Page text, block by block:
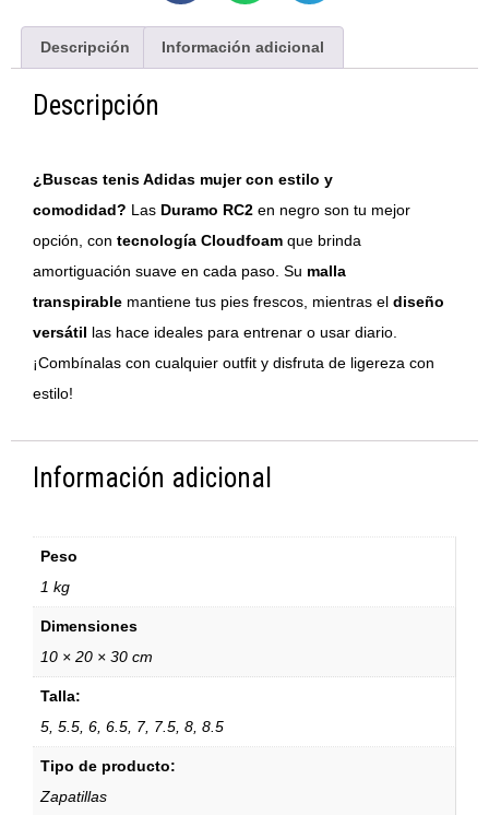
Descripción Información adicional
Descripción
¿Buscas tenis Adidas mujer con estilo y
comodidad? Las Duramo RC2 en negro son tu mejor
opción, con tecnología Cloudfoam que brinda
amortiguación suave en cada paso. Su malla
transpirable mantiene tus pies frescos, mientras el diseño
versátil las hace ideales para entrenar o usar diario.
¡Combínalas con cualquier outfit y disfruta de ligereza con
estilo!
Información adicional
Peso
1 kg
Dimensiones
10 × 20 × 30 cm
Talla:
5, 5.5, 6, 6.5, 7, 7.5, 8, 8.5
Tipo de producto:
Zapatillas